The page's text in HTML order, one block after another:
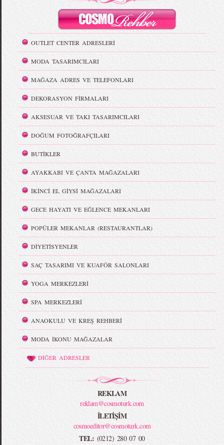
OUTLET CENTER ADRESLERİ
MODA TASARIMCILARI
MAĞAZA ADRES VE TELEFONLARI
DEKORASYON FİRMALARI
AKSESUAR VE TAKI TASARIMCILARI
DOĞUM FOTOĞRAFÇILARI
BUTİKLER
AYAKKABI VE ÇANTA MAĞAZALARI
İKİNCİ EL GİYSİ MAĞAZALARI
GECE HAYATI VE EĞLENCE MEKANLARI
POPÜLER MEKANLAR (RESTAURANTLAR)
DİYETİSYENLER
SAÇ TASARIMI VE KUAFÖR SALONLARI
YOGA MERKEZLERİ
SPA MERKEZLERİ
ANAOKULU VE KREŞ REHBERİ
MODA İKONU MAĞAZALAR
DİĞER ADRESLER
REKLAM
reklam@cosmoturk.com
İLETİŞİM
cosmoeditor@cosmoturk.com
TEL: (0212) 280 07 00